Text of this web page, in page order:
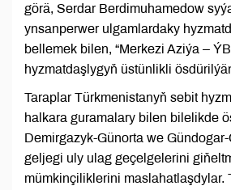
görä, Serdar Berdimuhamedow
ynsanperwer ulgamlardaky
bellemek bilen, “Merkezi Aziýa –
hyzmatdaşlygyň üstünlikli
Taraplar Türkmenistanyň sebit
halkara guramalary bilen bilelikde
Demirgazyk-Günorta we
geljegi uly ulag geçelgelerini
mümkinçiliklerini maslahatlaşdylar.